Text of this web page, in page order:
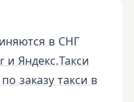
в СНГ
и Яндекс.Такси
заказу такси в